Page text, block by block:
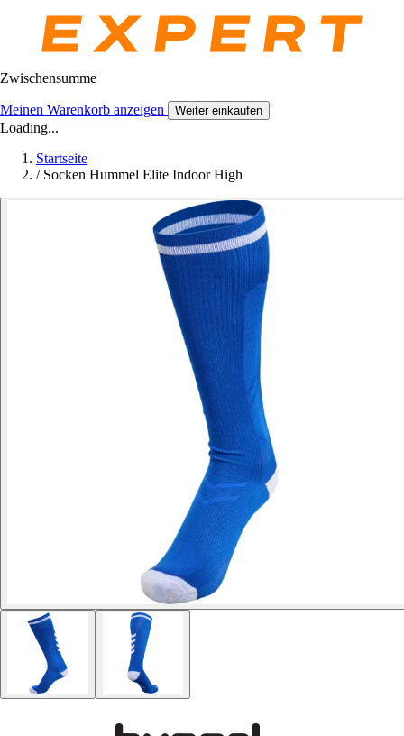
Zwischensumme
Meinen Warenkorb anzeigen Weiter einkaufen
Loading...
Startseite
/ Socken Hummel Elite Indoor High